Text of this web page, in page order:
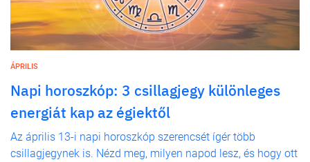
ÁPRILIS
Napi horoszkóp: 3 csillagjegy különleges
energiát kap az égiektől
Az április 13-i napi horoszkóp szerencsét ígér több
csillagjegynek is. Nézd meg, milyen napod lesz, és hogy ott